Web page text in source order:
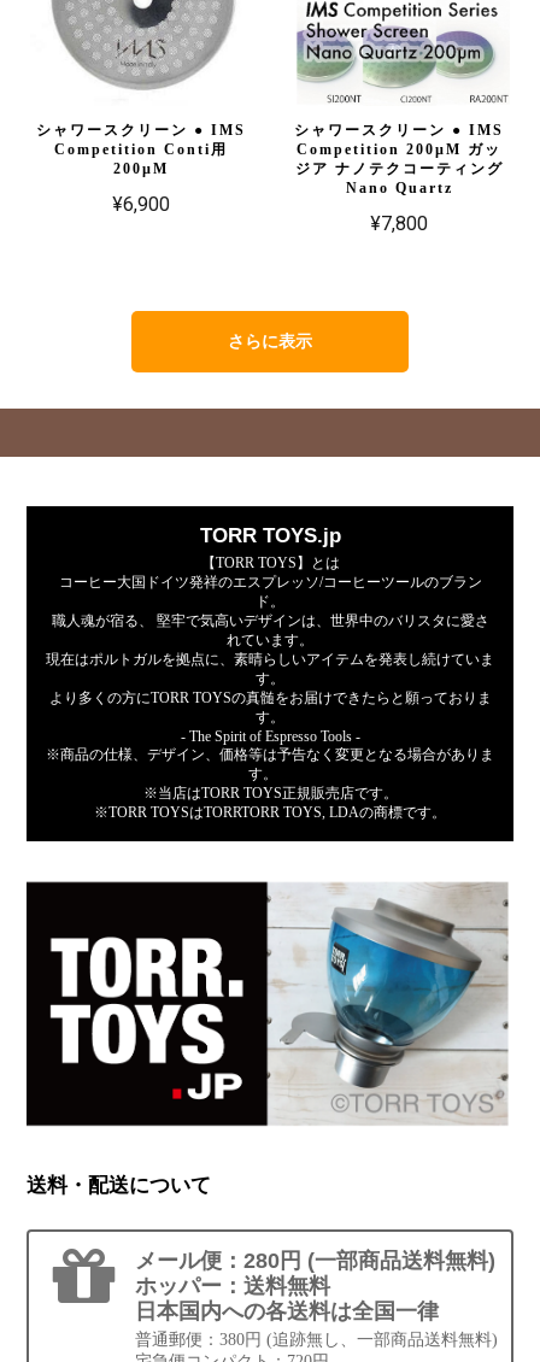
シャワースクリーン ● IMS
Competition Conti用
200µM
¥6,900
シャワースクリーン ● IMS
Competition 200µM ガッ
ジア ナノテクコーティング
Nano Quartz
¥7,800
さらに表示
TORR TOYS.jp
【TORR TOYS】とは
コーヒー大国ドイツ発祥のエスプレッソ/コーヒーツールのブラン
ド。
職人魂が宿る、 堅牢で気高いデザインは、世界中のバリスタに愛さ
れています。
現在はポルトガルを拠点に、素晴らしいアイテムを発表し続けていま
す。
より多くの方にTORR TOYSの真髄をお届けできたらと願っておりま
す。
- The Spirit of Espresso Tools -
※商品の仕様、デザイン、価格等は予告なく変更となる場合がありま
す。
※当店はTORR TOYS正規販売店です。
※TORR TOYSはTORRTORR TOYS, LDAの商標です。
送料・配送について
メール便：280円 (一部商品送料無料)
ホッパー：送料無料
日本国内への各送料は全国一律
普通郵便：380円 (追跡無し、一部商品送料無料)